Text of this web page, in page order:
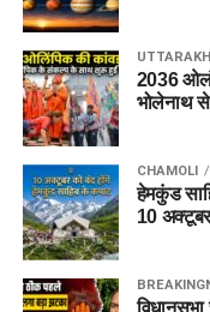
2036
भोलेनाथ से
CHAMOLI
हेमकुंड
10